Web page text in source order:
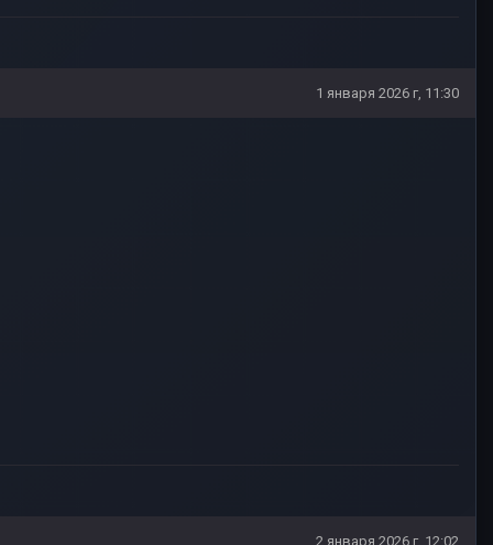
1 января 2026 г, 11:30
2 января 2026 г, 12:02